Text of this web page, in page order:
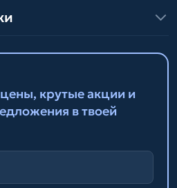
крутые акции и
в твоей